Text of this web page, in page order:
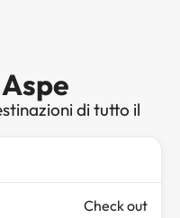
di tutto il
Check out